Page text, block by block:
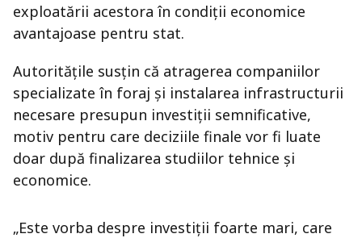
exploatării acestora în condiții economice
avantajoase pentru stat.
Autoritățile susțin că atragerea companiilor
specializate în foraj și instalarea infrastructurii
necesare presupun investiții semnificative,
motiv pentru care deciziile finale vor fi luate
doar după finalizarea studiilor tehnice și
economice.
„Este vorba despre investiții foarte mari, care